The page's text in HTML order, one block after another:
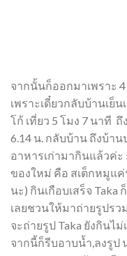
จากนั้นก็ออกมาเพราะ
เพราะเดี๋ยวกลับบ้านเย็
โก้ เที่ยว 5 โมง 7 นาที ถึ
6.14 น. กลับบ้าน ถึงบ้า
อาหารเก่ามากินแล้วค่ะ
ของใหม่ คือ สเต็กหมูแ
นะ) กินเกือบเสร็จ Taka
เลยชวนให้มาถ่ายรูปรว
จะถ่ายรูป Taka ยังกินไ
จากนี้ก็รีบอาบน้ำ,ลงรูป